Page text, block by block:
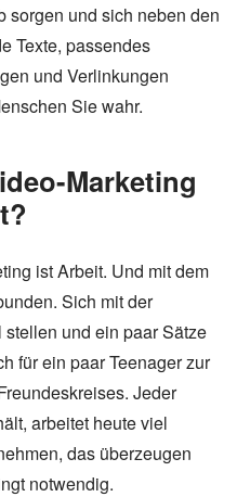
sorgen und sich neben den
Texte, passendes
und Verlinkungen
Sie wahr.
Marketing
ist Arbeit. Und mit dem
Sich mit der
und ein paar Sätze
für ein paar Teenager zur
Jeder
arbeitet heute viel
das überzeugen
notwendig.